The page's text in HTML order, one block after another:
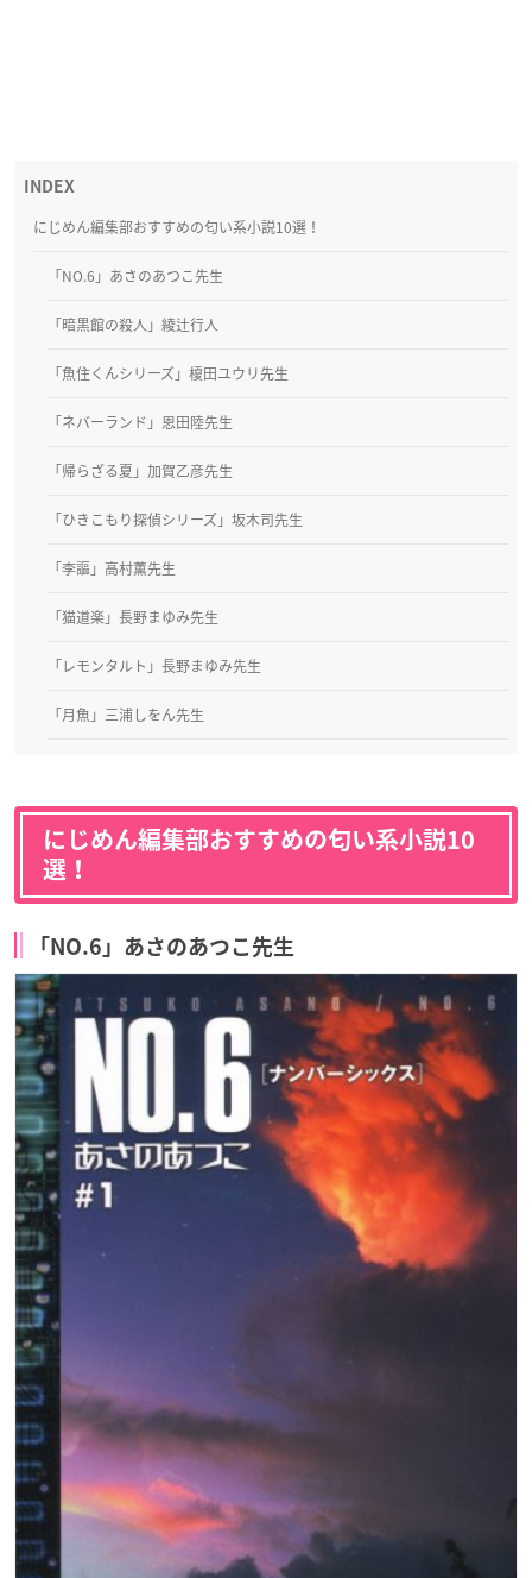
にじめん編集部おすすめの匂い系小説10選！
「NO.6」あさのあつこ先生
「暗黒館の殺人」綾辻行人
「魚住くんシリーズ」榎田ユウリ先生
「ネバーランド」恩田陸先生
「帰らざる夏」加賀乙彦先生
「ひきこもり探偵シリーズ」坂木司先生
「李謳」高村薫先生
「猫道楽」長野まゆみ先生
「レモンタルト」長野まゆみ先生
「月魚」三浦しをん先生
にじめん編集部おすすめの匂い系小説10
選！
「NO.6」あさのあつこ先生